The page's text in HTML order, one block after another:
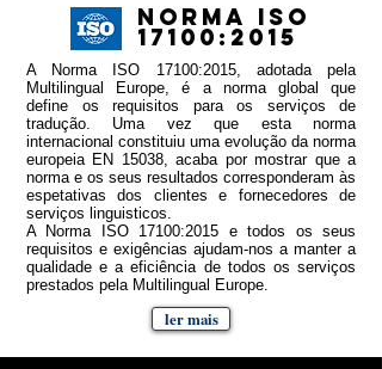
norma iso
17100:2015
A Norma ISO 17100:2015, adotada pela
Multilingual Europe, é a norma global que
define os requisitos para os serviços de
tradução. Uma vez que esta norma
internacional constituiu uma evolução da norma
europeia EN 15038, acaba por mostrar que a
norma e os seus resultados corresponderam às
espetativas dos clientes e fornecedores de
serviços linguisticos.
A Norma ISO 17100:2015 e todos os seus
requisitos e exigências ajudam-nos a manter a
qualidade e a eficiência de todos os serviços
prestados pela Multilingual Europe.
ler mais